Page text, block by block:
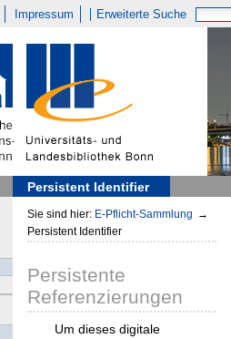
Impressum Erweiterte Suche
Persistent Identifier
Sie sind hier: E-Pflicht-Sammlung →
Persistent Identifier
Persistente
Referenzierungen
Um dieses digitale